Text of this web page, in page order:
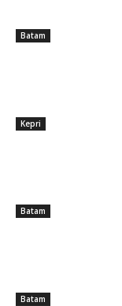
Batam
Kepri
Batam
Batam